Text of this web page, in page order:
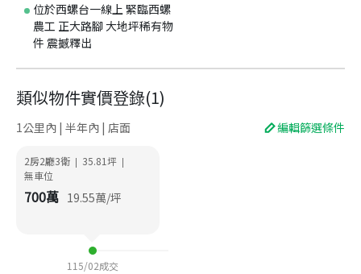
位於西螺台一線上 緊臨西螺
農工 正大路腳 大地坪稀有物
件 震撼釋出
類似物件實價登錄(1)
1公里內 | 半年內 | 店面 編輯篩選條件
2房2廳3衛 | 35.81坪 |
無車位
700萬 19.55萬/坪
115/02成交